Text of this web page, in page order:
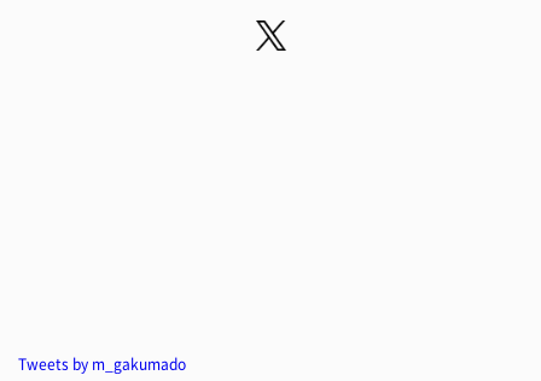
Tweets by m_gakumado